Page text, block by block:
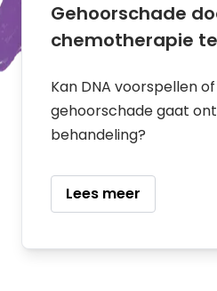
Gehoorschade
chemotherapie
Kan DNA voorspellen
gehoorschade gaat
behandeling?
Lees meer